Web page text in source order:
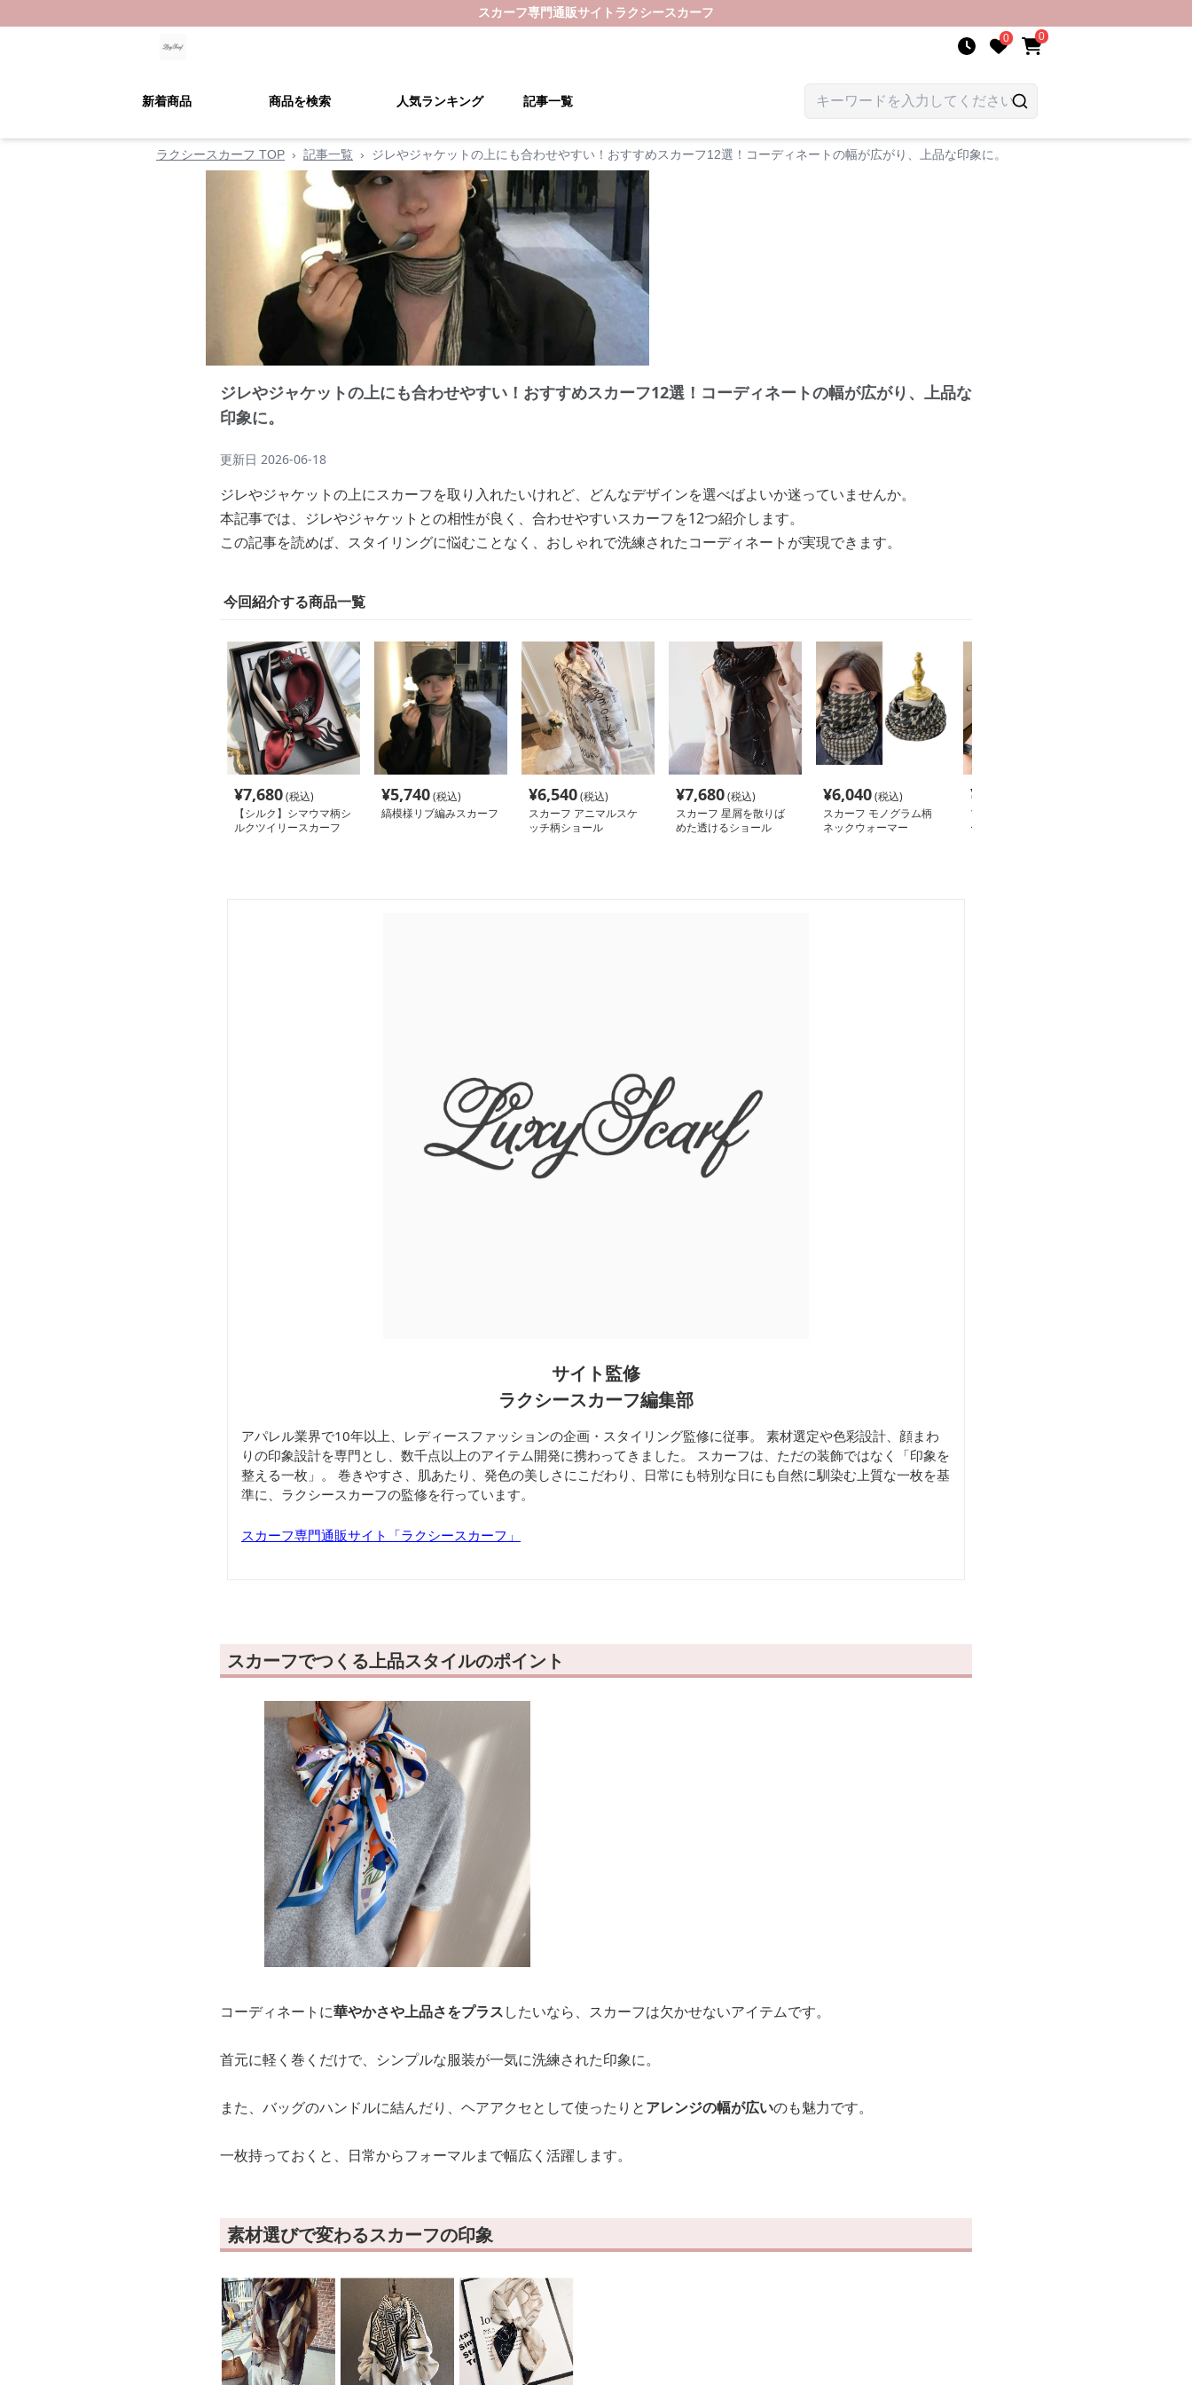
スカーフ専門通販サイト ラクシースカーフ
0 0
新着商品 商品を検索 人気ランキング 記事一覧
ラクシースカーフ TOP › 記事一覧 › ジレやジャケットの上にも合わせやすい！おすすめスカーフ12選！コーディネートの幅が広がり、上品な印象に。
ジレやジャケットの上にも合わせやすい！おすすめスカーフ12選！コーディネートの幅が広がり、上品な
印象に。
更新日 2026-06-18
ジレやジャケットの上にスカーフを取り入れたいけれど、どんなデザインを選べばよいか迷っていませんか。
本記事では、ジレやジャケットとの相性が良く、合わせやすいスカーフを12つ紹介します。
この記事を読めば、スタイリングに悩むことなく、おしゃれで洗練されたコーディネートが実現できます。
今回紹介する商品一覧
¥7,680(税込)
【シルク】シマウマ柄シ
ルクツイリースカーフ
¥5,740(税込)
縞模様リブ編みスカーフ
¥6,540(税込)
スカーフ アニマルスケ
ッチ柄ショール
¥7,680(税込)
スカーフ 星屑を散りば
めた透けるショール
¥6,040(税込)
スカーフ モノグラム柄
ネックウォーマー
¥
プリーツ オリガミ スカ
ーフ
サイト監修
ラクシースカーフ編集部
アパレル業界で10年以上、レディースファッションの企画・スタイリング監修に従事。 素材選定や色彩設計、顔まわ
りの印象設計を専門とし、数千点以上のアイテム開発に携わってきました。 スカーフは、ただの装飾ではなく「印象を
整える一枚」。 巻きやすさ、肌あたり、発色の美しさにこだわり、日常にも特別な日にも自然に馴染む上質な一枚を基
準に、ラクシースカーフの監修を行っています。
スカーフ専門通販サイト「ラクシースカーフ」
スカーフでつくる上品スタイルのポイント
コーディネートに華やかさや上品さをプラスしたいなら、スカーフは欠かせないアイテムです。
首元に軽く巻くだけで、シンプルな服装が一気に洗練された印象に。
また、バッグのハンドルに結んだり、ヘアアクセとして使ったりとアレンジの幅が広いのも魅力です。
一枚持っておくと、日常からフォーマルまで幅広く活躍します。
素材選びで変わるスカーフの印象